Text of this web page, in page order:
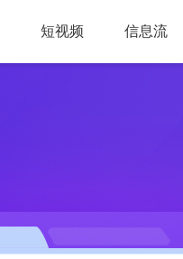
短视频 信息流